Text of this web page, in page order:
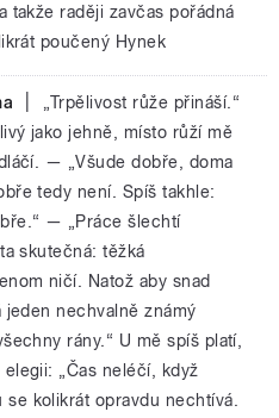
takže raději zavčas pořádná
poučený Hynek
„Trpělivost růže přináší.“
jako jehně, místo růží mě
— „Všude dobře, doma
tedy není. Spíš takhle:
— „Práce šlechtí
skutečná: těžká
ničí. Natož aby snad
jeden nechvalně známý
rány.“ U mě spíš platí,
„Čas neléčí, když
kolikrát opravdu nechtívá.